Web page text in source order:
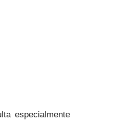
especialmente